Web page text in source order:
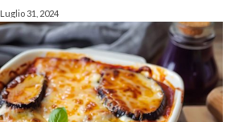
Luglio 31, 2024